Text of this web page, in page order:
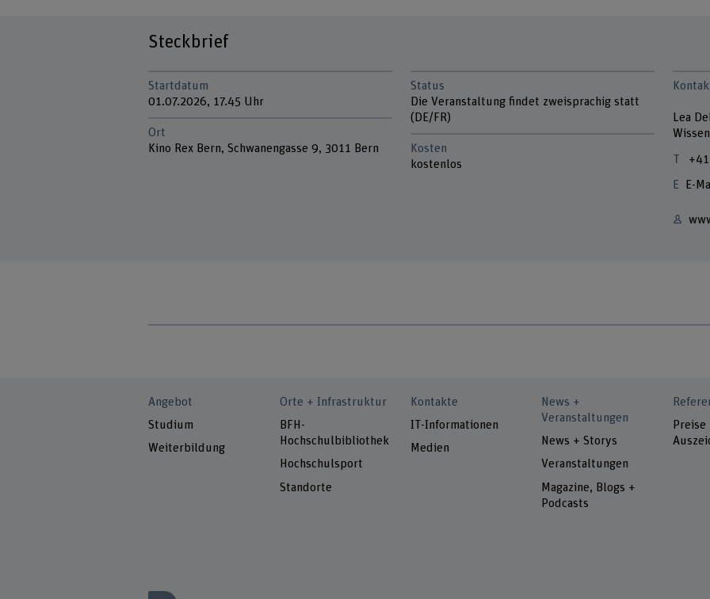
Steckbrief
Startdatum
01.07.2026, 17.45 Uhr
Ort
Kino Rex Bern, Schwanengasse 9, 3011 Bern
Status
Die Veranstaltung findet zweisprachig statt
(DE/FR)
Kosten
kostenlos
Lea
E-
Angebot
Studium
Weiterbildung
Orte + Infrastruktur
BFH-
Hochschulbibliothek
Hochschulsport
Standorte
Kontakte
IT-Informationen
Medien
News +
Veranstaltungen
News + Storys
Veranstaltungen
Magazine, Blogs +
Podcasts
Preise